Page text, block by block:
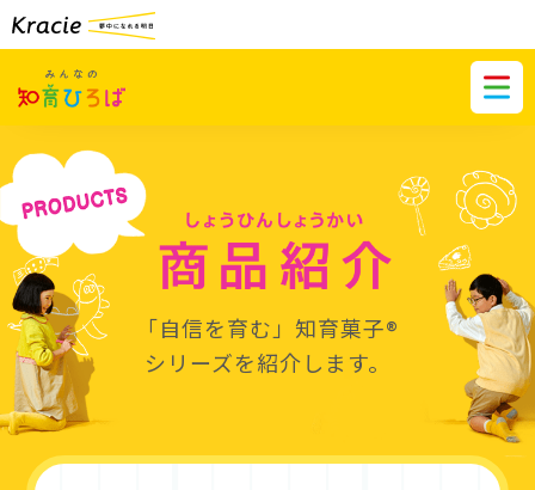
「自信を育む」知育菓子®︎
シリーズを紹介します。